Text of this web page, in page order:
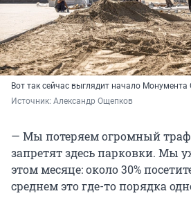
Вот так сейчас выглядит начало
Источник: Александр Ощепков
— Мы потеряем огромный
запретят здесь парковки. Мы
этом месяце: около 30%
среднем это где-то порядка